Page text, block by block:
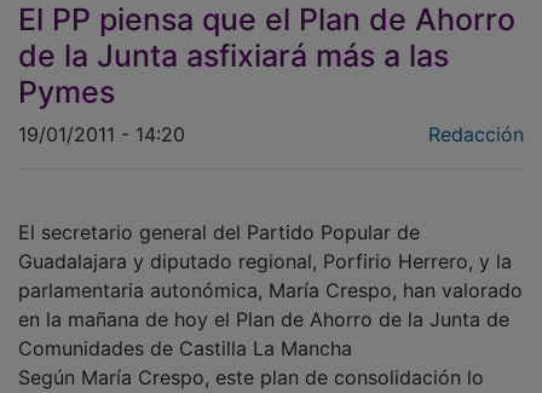
El PP piensa que el Plan de Ahorro
de la Junta asfixiará más a las
Pymes
19/01/2011 - 14:20 Redacción
El secretario general del Partido Popular de
Guadalajara y diputado regional, Porfirio Herrero, y la
parlamentaria autonómica, María Crespo, han valorado
en la mañana de hoy el Plan de Ahorro de la Junta de
Comunidades de Castilla La Mancha
Según María Crespo, este plan de consolidación lo